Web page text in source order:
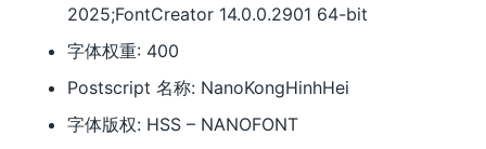
2025;FontCreator 14.0.0.2901 64-bit
字体权重: 400
Postscript 名称: NanoKongHinhHei
字体版权: HSS – NANOFONT